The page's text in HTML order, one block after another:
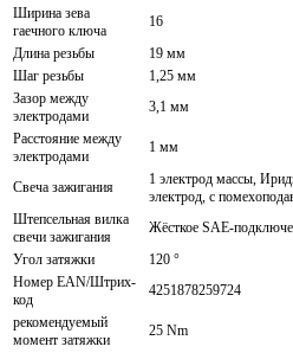
Ширина зева
гаечного ключа
16
Длина резьбы
19 мм
Шаг резьбы
1,25 мм
Зазор между
электродами
3,1 мм
Расстояние между
электродами
1 мм
Свеча зажигания
1 электрод массы,
электрод, с
Штепсельная вилка
свечи зажигания
Жёсткое SAE-
Угол затяжки
120 °
Номер EAN/Штрих-
код
4251878259724
рекомендуемый
момент затяжки
25 Nm